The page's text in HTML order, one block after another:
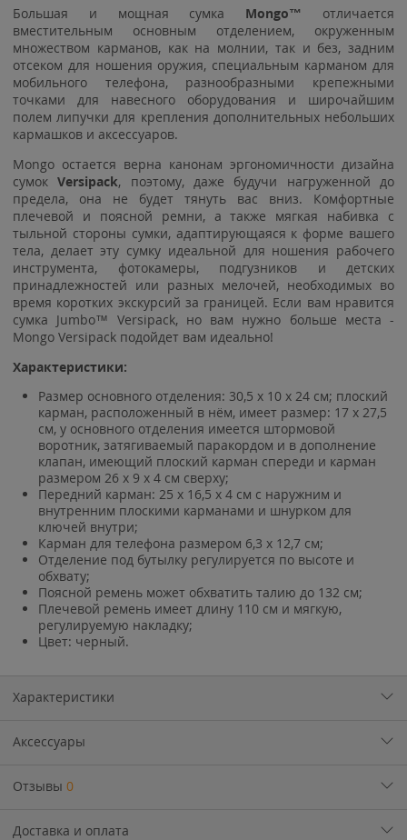
Большая и мощная сумка Mongo™ отличается
вместительным основным отделением, окруженным
множеством карманов, как на молнии, так и без, задним
отсеком для ношения оружия, специальным карманом для
мобильного телефона, разнообразными крепежными
точками для навесного оборудования и широчайшим
полем липучки для крепления дополнительных небольших
кармашков и аксессуаров.
Mongo остается верна канонам эргономичности дизайна
сумокVersipack, поэтому, даже будучи нагруженной до
предела, она не будет тянуть вас вниз. Комфортные
плечевой и поясной ремни, а также мягкая набивка с
тыльной стороны сумки, адаптирующаяся к форме вашего
тела, делает эту сумку идеальной для ношения рабочего
инструмента, фотокамеры, подгузников и детских
принадлежностей или разных мелочей, необходимых во
время коротких экскурсий за границей. Если вам нравится
сумка Jumbo™ Versipack, но вам нужно больше места -
Mongo Versipack подойдет вам идеально!
Характеристики:
Размер основного отделения: 30,5 х 10 х 24 см; плоский
карман, расположенный в нём, имеет размер: 17 х 27,5
см, у основного отделения имеется штормовой
воротник, затягиваемый паракордом и в дополнение
клапан, имеющий плоский карман спереди и карман
размером 26 х 9 х 4 см сверху;
Передний карман: 25 х 16,5 х 4 см с наружним и
внутренним плоскими карманами и шнурком для
ключей внутри;
Карман для телефона размером 6,3 х 12,7 см;
Отделение под бутылку регулируется по высоте и
обхвату;
Поясной ремень может обхватить талию до 132 см;
Плечевой ремень имеет длину 110 см и мягкую,
регулируемую накладку;
Цвет: черный.
Характеристики
Аксессуары
Отзывы 0
Доставка и оплата